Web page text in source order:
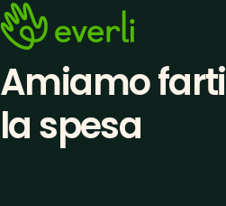
Amiamo farti
la spesa